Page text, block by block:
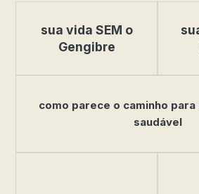
sua vida SEM o
Gengibre
como parece o caminho
saudável